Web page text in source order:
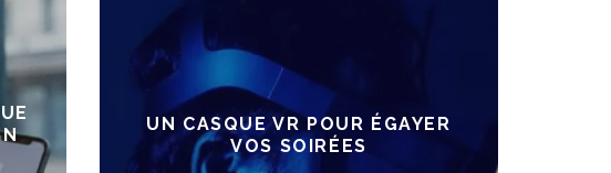
UN CASQUE VR POUR ÉGAYER
VOS SOIRÉES